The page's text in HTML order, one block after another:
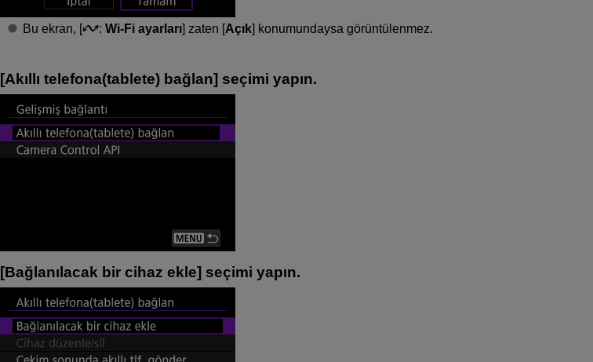
Bu ekran, [ : Wi-Fi ayarları] zaten [Açık] konumundaysa görüntülenmez.
[Akıllı telefona(tablete) bağlan] seçimi yapın.
[Bağlanılacak bir cihaz ekle] seçimi yapın.